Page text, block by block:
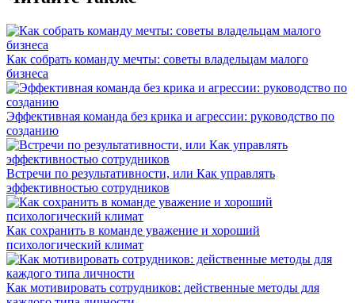
Как собрать команду мечты: советы владельцам малого
бизнеса
Эффективная команда без крика и агрессии: руководство по
созданию
Встречи по результативности, или Как управлять
эффективностью сотрудников
Как сохранить в команде уважение и хороший
психологический климат
Как мотивировать сотрудников: действенные методы для